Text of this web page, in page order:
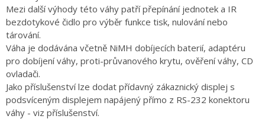
Mezi další výhody této váhy patří přepínání jednotek a IR
bezdotykové čidlo pro výběr funkce tisk, nulování nebo
tárování.
Váha je dodávána včetně NiMH dobíjecích baterií, adaptéru
pro dobíjení váhy, proti-průvanového krytu, ověření váhy, CD
ovladači.
Jako příslušenství lze dodat přídavný zákaznický displej s
podsvíceným displejem napájený přímo z RS-232 konektoru
váhy - viz příslušenství.